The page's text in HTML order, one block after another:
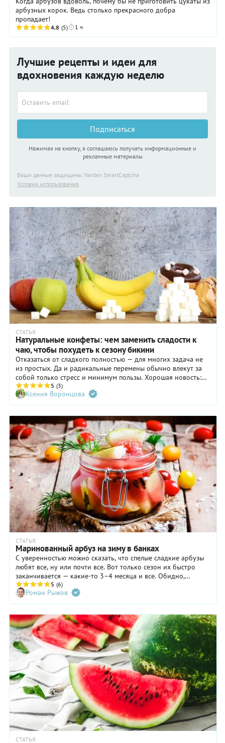
арбузных корок. Ведь столько прекрасного добра
пропадает!
4.8 (5) 1 ч
Лучшие рецепты и идеи для
вдохновения каждую неделю
Подписаться
Нажимая на кнопку, я соглашаюсь получать информационные и
рекламные материалы
Ваши данные защищены Yandex SmartCaptcha
Условия использования
СТАТЬЯ
Натуральные конфеты: чем заменить сладости к
чаю, чтобы похудеть к сезону бикини
Отказаться от сладкого полностью — для многих задача не
из простых. Да и радикальные перемены обычно влекут за
собой только стресс и минимум пользы. Хорошая новость:
можно не убирать сладкое из своей жизни, а заменить его
альтернативой.
5 (3)
Ксения Воронцова
СТАТЬЯ
Маринованный арбуз на зиму в банках
С уверенностью можно сказать, что спелые сладкие арбузы
любят все, ну или почти все. Вот только сезон их быстро
заканчивается — какие-то 3–4 месяца и все. Обидно,
согласитесь! Чтобы и зимой иметь возможность
наслаждаться этой замечательной ягодой, попробуйте
заготовить маринованные, соленые и малосольные арбузы
на зиму в банках. Поверьте — такое угощение ничуть не
уступает более привычным нам помидорам и огурцам.
5 (6)
Роман Рыжов
СТАТЬЯ